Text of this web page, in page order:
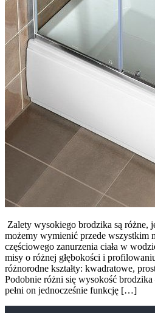
Zalety wysokiego brodzika są różne,
możemy wymienić przede wszystkim
częściowego zanurzenia ciała w
misy o różnej głębokości i
różnorodne kształty: kwadratowe,
Podobnie różni się wysokość
pełni on jednocześnie funkcję […]